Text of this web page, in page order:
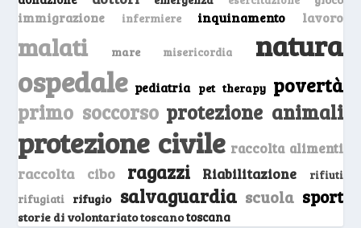
immigrazione infermiere inquinamento lavoro
malati mare misericordia natura
ospedale pediatria pet therapy povertà
primo soccorso protezione animali
protezione civile raccolta alimenti
raccolta cibo ragazzi Riabilitazione
rifiuti
rifugiati
rifugio salvaguardia scuola sport
storie di volontariato toscanotoscana